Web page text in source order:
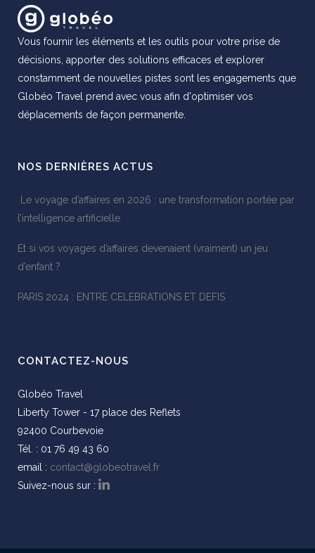
Vous fournir les éléments et les outils pour votre prise de
décisions, apporter des solutions efficaces et explorer
constamment de nouvelles pistes sont les engagements que
Globéo Travel prend avec vous afin d'optimiser vos
déplacements de façon permanente.
NOS DERNIÈRES ACTUS
Le voyage d’affaires en 2026 : une transformation portée par
l’intelligence artificielle
Et si vos voyages d’affaires devenaient (vraiment) un jeu
d’enfant ?
PARIS 2024 : ENTRE CELEBRATIONS ET DEFIS
CONTACTEZ-NOUS
Globéo Travel
Liberty Tower - 17 place des Reflets
92400 Courbevoie
Tél. : 01 76 49 43 60
email : contact@globeotravel.fr
Suivez-nous sur :